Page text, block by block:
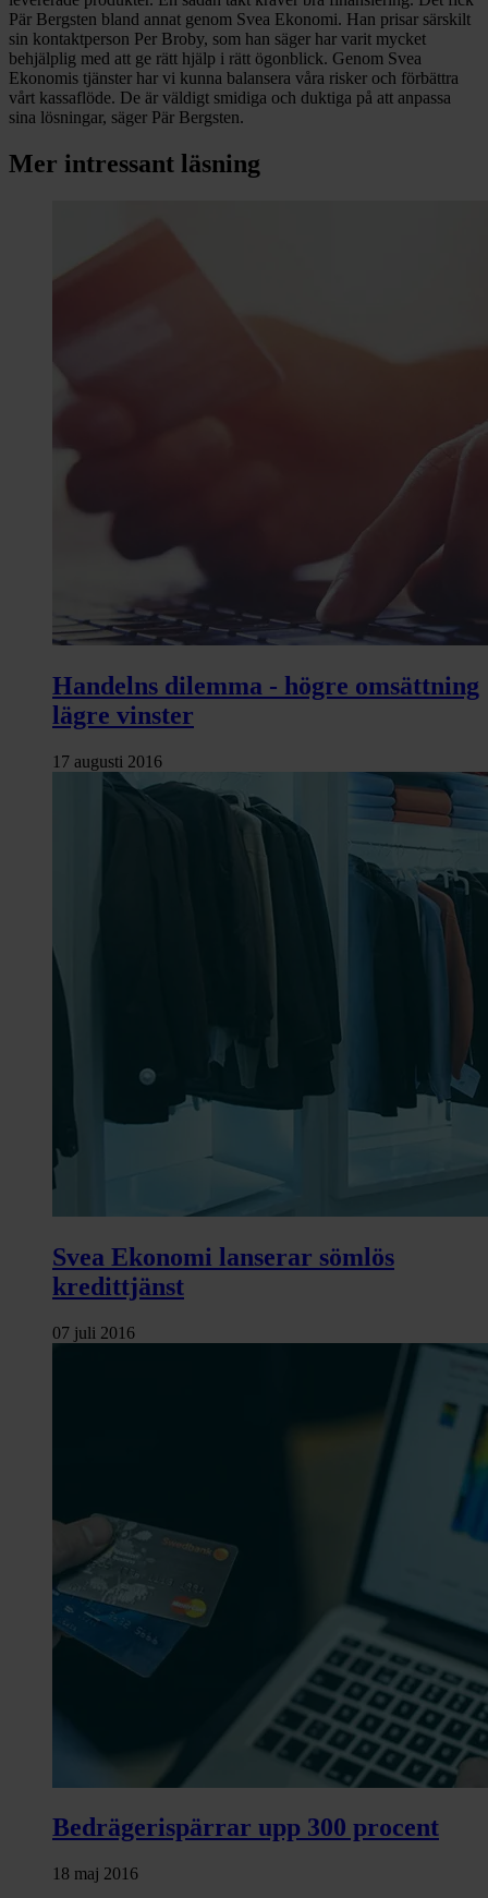
Pär Bergsten bland annat genom Svea Ekonomi. Han prisar särskilt
sin kontaktperson Per Broby, som han säger har varit mycket
behjälplig med att ge rätt hjälp i rätt ögonblick. Genom Svea
Ekonomis tjänster har vi kunna balansera våra risker och förbättra
vårt kassaflöde. De är väldigt smidiga och duktiga på att anpassa
sina lösningar, säger Pär Bergsten.
Mer intressant läsning
Handelns dilemma - högre omsättning
lägre vinster
17 augusti 2016
Svea Ekonomi lanserar sömlös
kredittjänst
07 juli 2016
Bedrägerispärrar upp 300 procent
18 maj 2016